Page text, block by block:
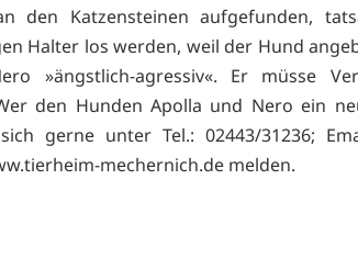
den Katzensteinen aufgefunden,
Halter los werden, weil der Hund
»ängstlich-agressiv«. Er müsse
den Hunden Apolla und Nero ein
gerne unter Tel.: 02443/31236;
mechernich.de melden.